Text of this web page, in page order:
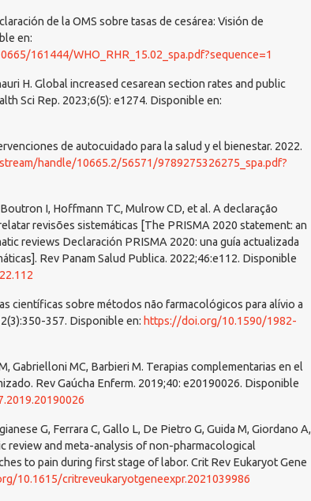
de la OMS sobre tasas de cesárea: Visión de
en:
161444/WHO_RHR_15.02_spa.pdf?sequence=1
H. Global increased cesarean section rates and public
Sci Rep. 2023;6(5): e1274. Disponible en:
de autocuidado para la salud y el bienestar. 2022.
handle/10665.2/56571/9789275326275_spa.pdf?
I, Hoffmann TC, Mulrow CD, et al. A declaração
revisões sistemáticas [The PRISMA 2020 statement: an
reviews Declaración PRISMA 2020: una guía actualizada
Rev Panam Salud Publica. 2022;46:e112. Disponible
científicas sobre métodos não farmacológicos para alívio a
357. Disponible en: https://doi.org/10.1590/1982-
Gabrielloni MC, Barbieri M. Terapias complementarias en el
Rev Gaúcha Enferm. 2019;40: e20190026. Disponible
G, Ferrara C, Gallo L, De Pietro G, Guida M, Giordano A,
review and meta-analysis of non-pharmacological
to pain during first stage of labor. Crit Rev Eukaryot Gene
10.1615/critreveukaryotgeneexpr.2021039986